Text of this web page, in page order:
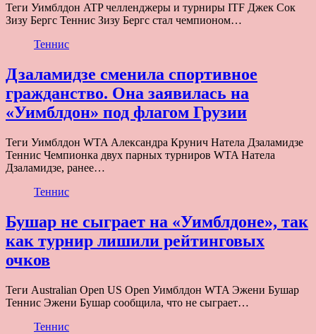
Теги Уимблдон ATP челленджеры и турниры ITF Джек Сок
Зизу Бергс Теннис Зизу Бергс стал чемпионом…
Теннис
Дзаламидзе сменила спортивное
гражданство. Она заявилась на
«Уимблдон» под флагом Грузии
Теги Уимблдон WTA Александра Крунич Натела Дзаламидзе
Теннис Чемпионка двух парных турниров WTA Натела
Дзаламидзе, ранее…
Теннис
Бушар не сыграет на «Уимблдоне», так
как турнир лишили рейтинговых
очков
Теги Australian Open US Open Уимблдон WTA Эжени Бушар
Теннис Эжени Бушар сообщила, что не сыграет…
Теннис